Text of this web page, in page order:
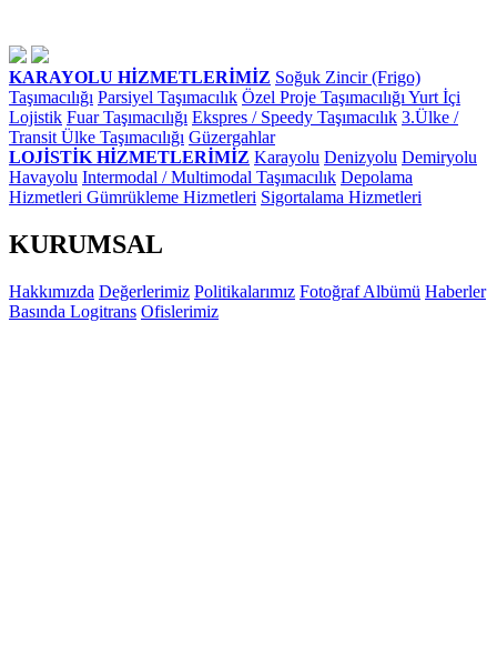
KARAYOLU HİZMETLERİMİZ Soğuk Zincir (Frigo)
Taşımacılığı Parsiyel Taşımacılık Özel Proje Taşımacılığı Yurt İçi
Lojistik Fuar Taşımacılığı Ekspres / Speedy Taşımacılık 3.Ülke /
Transit Ülke Taşımacılığı Güzergahlar
LOJİSTİK HİZMETLERİMİZ Karayolu Denizyolu Demiryolu
Havayolu Intermodal / Multimodal Taşımacılık Depolama
Hizmetleri Gümrükleme Hizmetleri Sigortalama Hizmetleri
KURUMSAL
Hakkımızda Değerlerimiz Politikalarımız Fotoğraf Albümü Haberler
Basında Logitrans Ofislerimiz